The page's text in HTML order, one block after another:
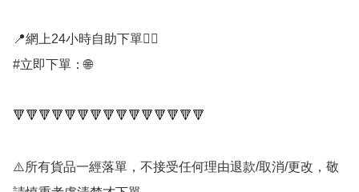
📍網上24小時自助下單👍🏻
#立即下單：🌐
🔻🔻🔻🔻🔻🔻🔻🔻🔻🔻🔻🔻🔻🔻🔻
⚠️所有貨品一經落單，不接受任何理由退款/取消/更改，敬